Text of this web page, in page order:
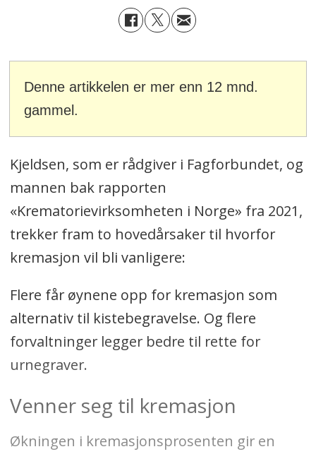
Denne artikkelen er mer enn 12 mnd.
gammel.
Kjeldsen, som er rådgiver i Fagforbundet, og
mannen bak rapporten
«Krematorievirksomheten i Norge» fra 2021,
trekker fram to hovedårsaker til hvorfor
kremasjon vil bli vanligere:
Flere får øynene opp for kremasjon som
alternativ til kistebegravelse. Og flere
forvaltninger legger bedre til rette for
urnegraver.
Venner seg til kremasjon
Økningen i kremasjonsprosenten gir en